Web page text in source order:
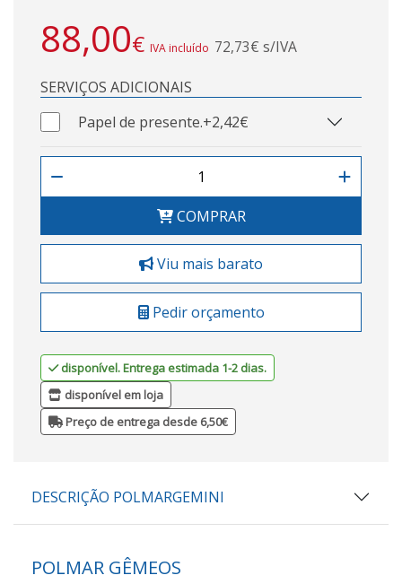
88,00€ IVA incluído 72,73€ s/IVA
SERVIÇOS ADICIONAIS
Papel de presente.+2,42€
COMPRAR
Viu mais barato
Pedir orçamento
disponível. Entrega estimada 1-2 dias.
disponível em loja
Preço de entrega desde 6,50€
DESCRIÇÃO POLMARGEMINI
POLMAR GÊMEOS